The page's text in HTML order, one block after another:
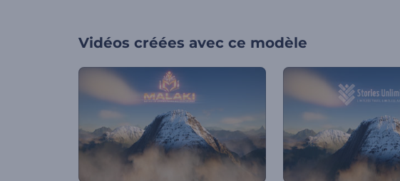
Vidéos créées avec ce modèle